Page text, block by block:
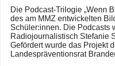
Die Podcast-Trilogie „Wenn
des am MMZ entwickelten
Schüler:innen. Die Podcasts
Radiojournalistisch Stefanie
Gefördert wurde das Projekt
Landespräventionsrat